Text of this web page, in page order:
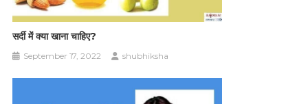
सर्दी में क्या खाना चाहिए?
September 17, 2022 shubhiksha